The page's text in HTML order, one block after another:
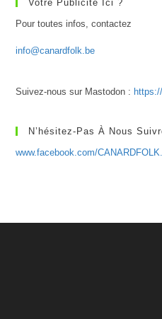
Votre Publicité Ici ?
Pour toutes infos, contactez
info@canardfolk.be
Suivez-nous sur Mastodon :
N’hésitez-Pas À Nous
www.facebook.com/